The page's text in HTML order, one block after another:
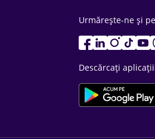
Urmărește-ne și
Descărcați